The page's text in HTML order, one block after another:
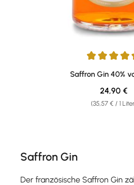
Durchschnittliche Bewertung
Saffron Gin 40%
(35,57 € / 1
Regulärer
24,90 €
Saffron Gin
Der französische Saffron Gin